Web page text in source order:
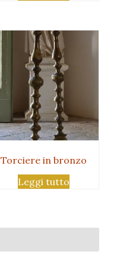
Torciere in bronzo
Leggi tutto